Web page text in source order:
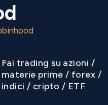
Fai trading su azioni /
materie prime / forex /
indici / cripto / ETF